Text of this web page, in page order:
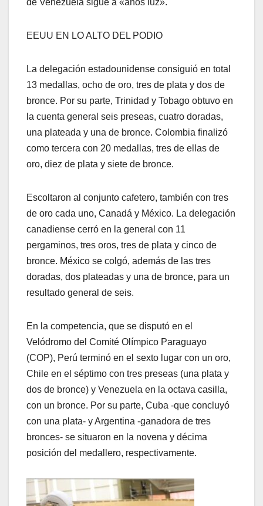
EEUU EN LO ALTO DEL PODIO
La delegación estadounidense consiguió en total
13 medallas, ocho de oro, tres de plata y dos de
bronce. Por su parte, Trinidad y Tobago obtuvo en
la cuenta general seis preseas, cuatro doradas,
una plateada y una de bronce. Colombia finalizó
como tercera con 20 medallas, tres de ellas de
oro, diez de plata y siete de bronce.
Escoltaron al conjunto cafetero, también con tres
de oro cada uno, Canadá y México. La delegación
canadiense cerró en la general con 11
pergaminos, tres oros, tres de plata y cinco de
bronce. México se colgó, además de las tres
doradas, dos plateadas y una de bronce, para un
resultado general de seis.
En la competencia, que se disputó en el
Velódromo del Comité Olímpico Paraguayo
(COP), Perú terminó en el sexto lugar con un oro,
Chile en el séptimo con tres preseas (una plata y
dos de bronce) y Venezuela en la octava casilla,
con un bronce. Por su parte, Cuba -que concluyó
con una plata- y Argentina -ganadora de tres
bronces- se situaron en la novena y décima
posición del medallero, respectivamente.